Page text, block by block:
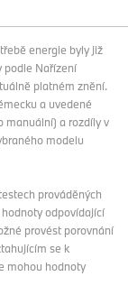
energie byly již
podle Nařízení
platném znění.
a uvedené
manuální) a rozdíly v
modelu
prováděných
odpovídající
provést porovnání
se k
mohou hodnoty